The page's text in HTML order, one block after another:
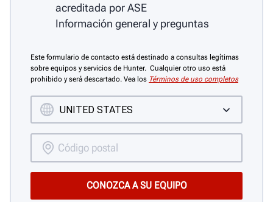
acreditada por ASE
Información general y preguntas
Este formulario de contacto está destinado a consultas legítimas
sobre equipos y servicios de Hunter. Cualquier otro uso está
prohibido y será descartado. Vea los Términos de uso completos